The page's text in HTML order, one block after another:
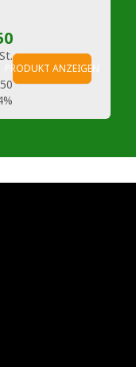
PRODUKT ANZEIGEN